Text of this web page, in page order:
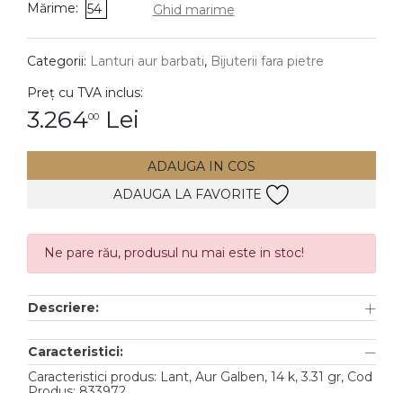
DIAMANTE Vezi toate
Cercei
Accesorii
TIP METAL
Aur galben
Aur alb
Mărime: 54 Ghid marime
Categorii: Lanturi aur barbati, Bijuterii fara pietre
Preț cu TVA inclus:
3.26400 Lei
ADAUGA IN COS
ADAUGA LA FAVORITE
Ne pare rău, produsul nu mai este in stoc!
Descriere:
Caracteristici:
Caracteristici produs: Lant, Aur Galben, 14 k, 3.31 gr, Cod